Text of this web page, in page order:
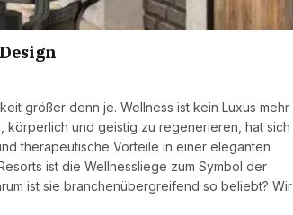
größer denn je. Wellness ist kein Luxus mehr
körperlich und geistig zu regenerieren, hat sich
therapeutische Vorteile in einer eleganten
ist die Wellnessliege zum Symbol der
ist sie branchenübergreifend so beliebt? Wir